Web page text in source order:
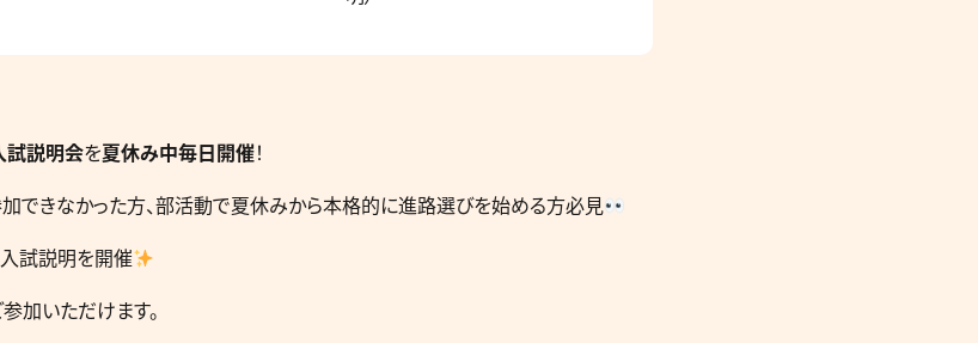
試説明会を夏休み中毎日開催！
できなかった方、部活動で夏休みから本格的に進路選びを始める方必見
試説明を開催
加いただけます。